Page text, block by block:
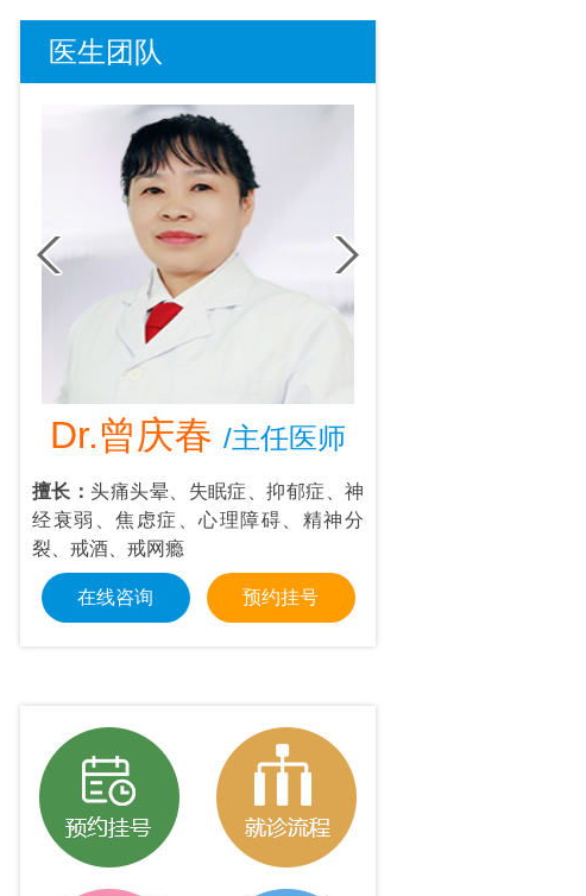
医生团队
Dr.曾庆春 /主任医师
擅长： 头痛头晕、失眠症、抑郁症、神
经衰弱、焦虑症、心理障碍、精神分
裂、戒酒、戒网瘾
在线咨询 预约挂号